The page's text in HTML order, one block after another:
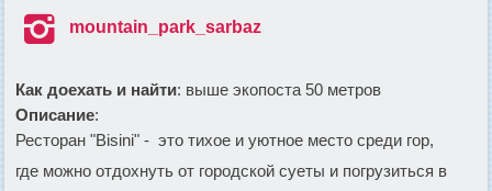
 mountain_park_sarbaz
Как доехать и найти: выше экопоста 50 метров
Описание:
Ресторан "Bisini" - это тихое и уютное место среди гор,
где можно отдохнуть от городской суеты и погрузиться в